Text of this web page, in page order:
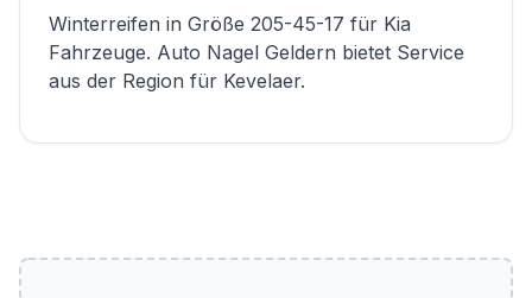
Winterreifen in Größe 205-45-17 für Kia
Fahrzeuge. Auto Nagel Geldern bietet Service
aus der Region für Kevelaer.